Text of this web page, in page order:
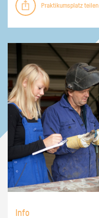
Praktikumsplatz teilen
Info